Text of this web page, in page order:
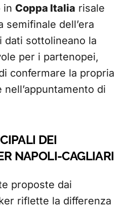
in Coppa Italia risale
semifinale dell’era
dati sottolineano la
per i partenopei,
confermare la propria
di
DEI
NAPOLI-CAGLIARI
proposte dai
riflette la differenza